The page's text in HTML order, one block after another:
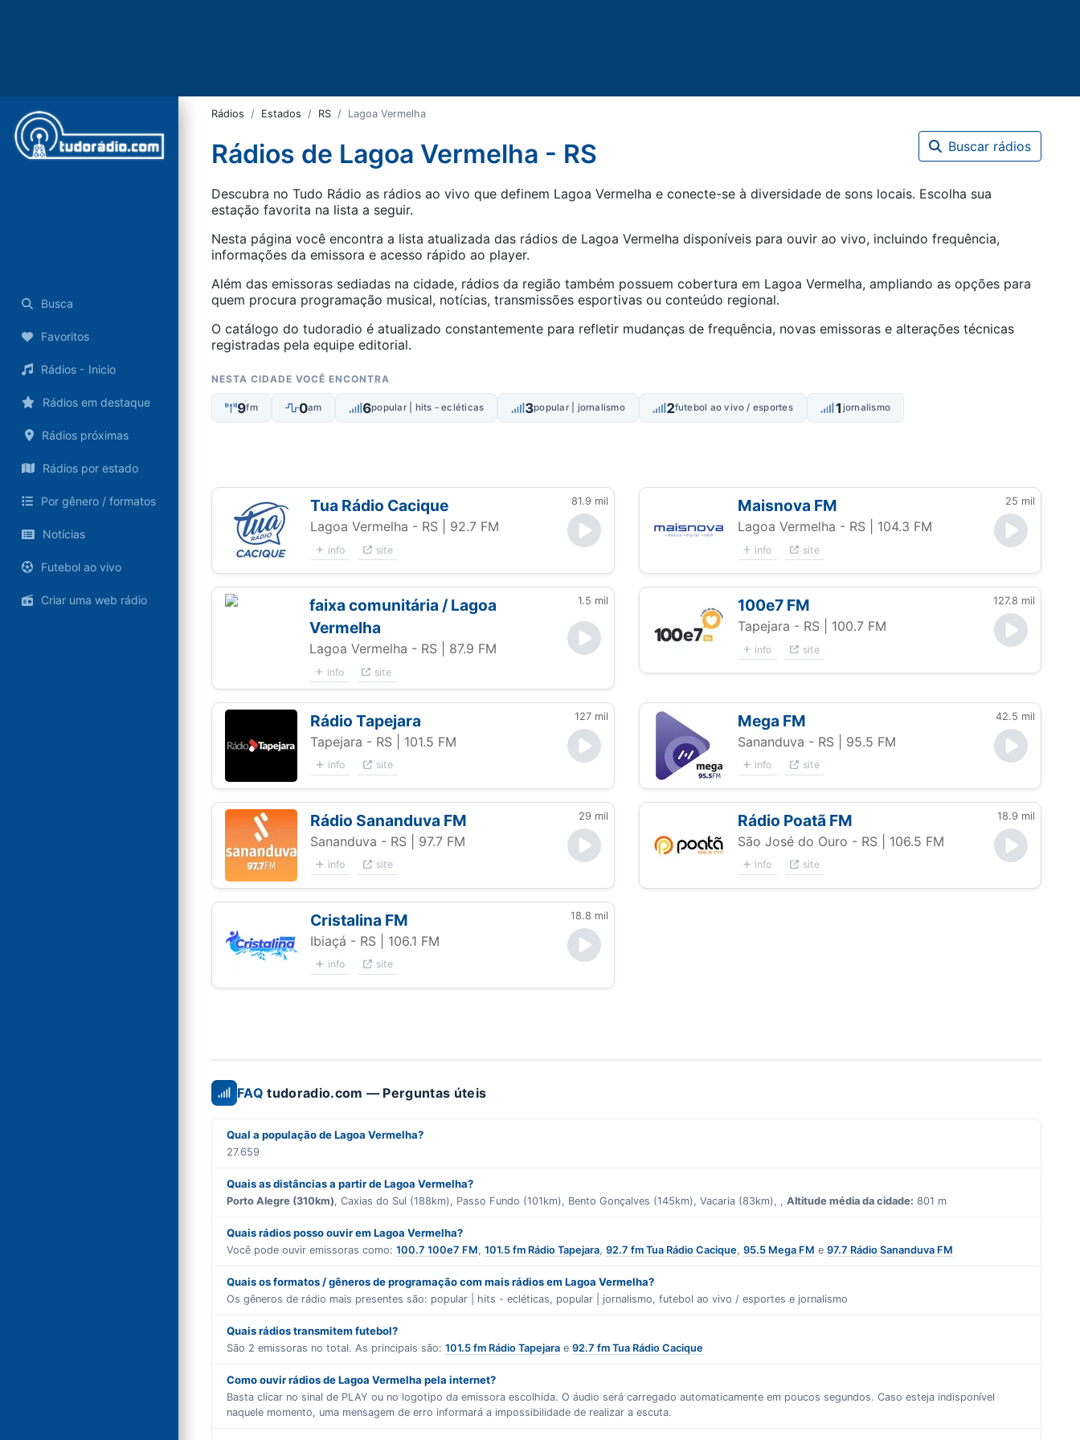
Busca
Favoritos
Rádios - Inicio
Rádios em destaque
Rádios próximas
Rádios por estado
Por gênero / formatos
Notícias
Futebol ao vivo
Criar uma web rádio
Rádios Estados RS Lagoa Vermelha
Rádios de Lagoa Vermelha - RS Buscar rádios
Descubra no Tudo Rádio as rádios ao vivo que definem Lagoa Vermelha e conecte-se à diversidade de sons locais. Escolha sua
estação favorita na lista a seguir.
Nesta página você encontra a lista atualizada das rádios de Lagoa Vermelha disponíveis para ouvir ao vivo, incluindo frequência,
informações da emissora e acesso rápido ao player.
Além das emissoras sediadas na cidade, rádios da região também possuem cobertura em Lagoa Vermelha, ampliando as opções para
quem procura programação musical, notícias, transmissões esportivas ou conteúdo regional.
O catálogo do tudoradio é atualizado constantemente para refletir mudanças de frequência, novas emissoras e alterações técnicas
registradas pela equipe editorial.
NESTA CIDADE VOCÊ ENCONTRA
9fm 0am 6popular | hits - ecléticas 3popular | jornalismo 2futebol ao vivo / esportes 1jornalismo
Tua Rádio Cacique 81.9 mil
Lagoa Vermelha - RS | 92.7 FM
info site
Maisnova FM 25 mil
Lagoa Vermelha - RS | 104.3 FM
info site
faixa comunitária / Lagoa
Vermelha
1.5 mil
Lagoa Vermelha - RS | 87.9 FM
info site
100e7 FM 127.8 mil
Tapejara - RS | 100.7 FM
info site
Rádio Tapejara 127 mil
Tapejara - RS | 101.5 FM
info site
Mega FM 42.5 mil
Sananduva - RS | 95.5 FM
info site
Rádio Sananduva FM 29 mil
Sananduva - RS | 97.7 FM
info site
Rádio Poatã FM 18.9 mil
São José do Ouro - RS | 106.5 FM
info site
Cristalina FM 18.8 mil
Ibiaçá - RS | 106.1 FM
info site
FAQ tudoradio.com — Perguntas úteis
Qual a população de Lagoa Vermelha?
27.659
Quais as distâncias a partir de Lagoa Vermelha?
Porto Alegre (310km), Caxias do Sul (188km), Passo Fundo (101km), Bento Gonçalves (145km), Vacaria (83km), ,Altitude média da cidade: 801 m
Quais rádios posso ouvir em Lagoa Vermelha?
Você pode ouvir emissoras como:100.7 100e7 FM,101.5 fm Rádio Tapejara,92.7 fm Tua Rádio Cacique,95.5 Mega FM e97.7 Rádio Sananduva FM
Quais os formatos / gêneros de programação com mais rádios em Lagoa Vermelha?
Os gêneros de rádio mais presentes são: popular | hits - ecléticas, popular | jornalismo,futebol ao vivo / esportes e jornalismo
Quais rádios transmitem futebol?
São 2 emissoras no total. As principais são: 101.5 fm Rádio Tapejara e92.7 fm Tua Rádio Cacique
Como ouvir rádios de Lagoa Vermelha pela internet?
Basta clicar no sinal de PLAY ou no logotipo da emissora escolhida. O áudio será carregado automaticamente em poucos segundos. Caso esteja indisponível
naquele momento, uma mensagem de erro informará a impossibilidade de realizar a escuta.